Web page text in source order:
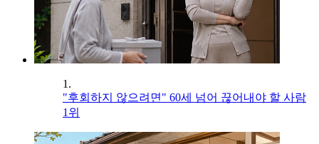
1.
"후회하지 않으려면" 60세 넘어 끊어내야 할 사람
1위